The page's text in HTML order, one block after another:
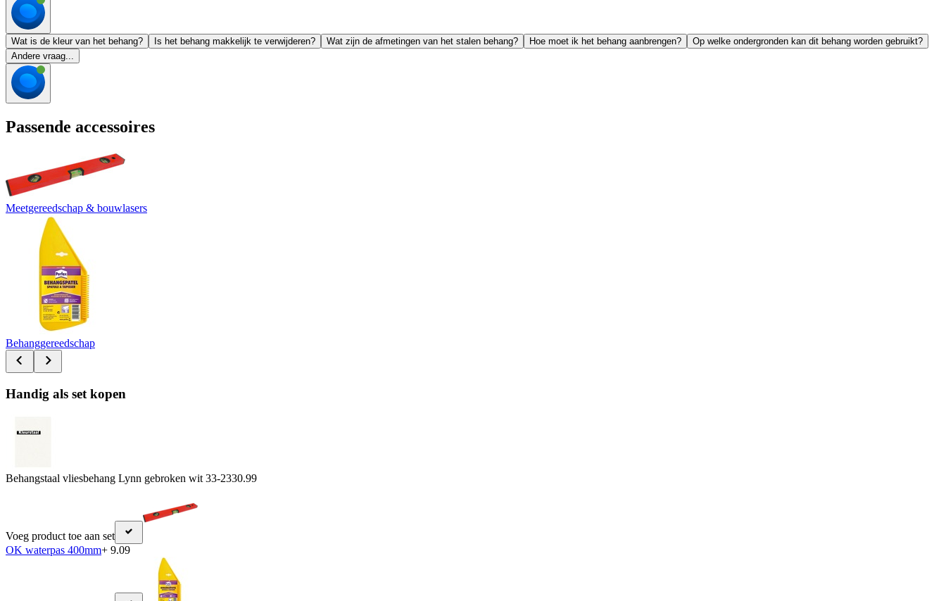
Wat is de kleur van het behang? Is het behang makkelijk te verwijderen? Wat zijn de afmetingen van het stalen behang? Hoe moet ik het behang aanbrengen?
Op welke ondergronden kan dit behang worden gebruikt?
Andere vraag...
Passende accessoires
Meetgereedschap & bouwlasers
Behanggereedschap
Handig als set kopen
Behangstaal vliesbehang Lynn gebroken wit 33-2330.99
Voeg product toe aan set
OK waterpas 400mm+ 9.09